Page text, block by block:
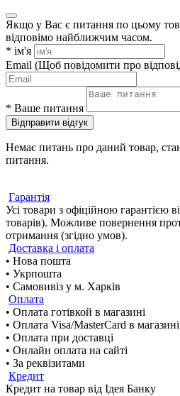
Якщо у Вас є питання по цьому
відповімо найближчим часом.
* ім'я
Email (Щоб повідомити про
* Ваше питання
Відправити відгук
Немає питань про даний товар,
питання.
Гарантія
Усі товари з офіційною гарантією
товарів). Можливе повернення
отримання (згідно умов).
Доставка і оплата
• Нова пошта
• Укрпошта
• Самовивіз у м. Харків
Оплата
• Оплата готівкой в магазині
• Оплата Visa/MasterCard в магазині
• Оплата при доставці
• Онлайн оплата на сайті
• За реквізитами
Кредит
Кредит на товар від Ідея Банку